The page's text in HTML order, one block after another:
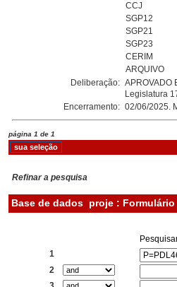
CCJ
SGP12
SGP21
SGP23
CERIM
ARQUIVO
Deliberação: APROVADO
Legislatura
Encerramento: 02/06/2025.
página 1 de 1
Refinar a pesquisa
Base de dados proje :
1
2